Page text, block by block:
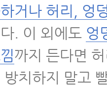
협착증 주사나 시
이 많이 하는 3
, 근육을 꼭 치료
가 끝난 후 자가
거나 허리, 엉
. 이 외에도 엉
까지 든다면
치하지 말고